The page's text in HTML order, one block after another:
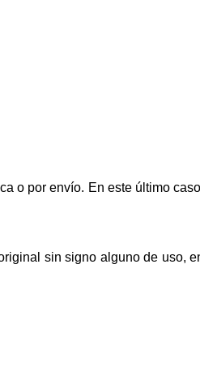
o por envío. En este último
sin signo alguno de uso,